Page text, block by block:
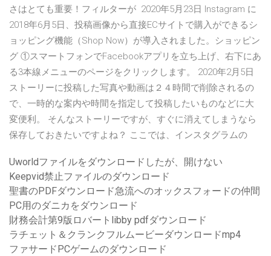
さはとても重要！フィルターが 2020年5月23日 Instagram に
2018年6月5日、投稿画像から直接ECサイトで購入ができるシ
ョッピング機能（Shop Now）が導入されました。ショッピン
グ ①スマートフォンでFacebookアプリを立ち上げ、右下にあ
る3本線メニューのページをクリックします。 2020年2月5日
ストーリーに投稿した写真や動画は２４時間で削除されるの
で、一時的な案内や時間を指定して投稿したいものなどに大
変便利。 そんなストーリーですが、すぐに消えてしまうなら
保存しておきたいですよね？ ここでは、インスタグラムの
Uworldファイルをダウンロードしたが、開けない
Keepvid禁止ファイルのダウンロード
聖書のPDFダウンロード急流へのオックスフォードの仲間
PC用のダニカをダウンロード
財務会計第9版ロバートlibby pdfダウンロード
ラチェット＆クランクフルムービーダウンロードmp4
ファサードPCゲームのダウンロード